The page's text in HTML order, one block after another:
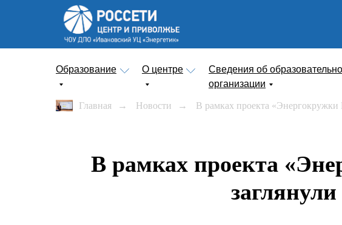
Образование О центре
Сведения об
организации
Главная → Новости → В рамках проекта «Энергокружки
В рамках проекта